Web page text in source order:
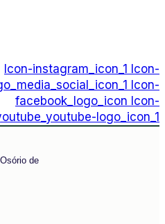
Icon-instagram_icon_1
Icon-
Icon-
facebook_logo_icon Icon-
logo_icon_1
de